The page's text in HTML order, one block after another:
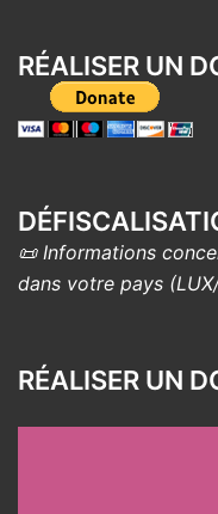
RÉALISER UN
📜 Informations
dans votre pays
RÉALISER UN